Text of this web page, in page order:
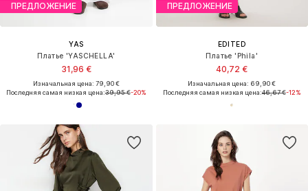
ПРЕДЛОЖЕНИЕ
YAS
Платье 'YASCHELLA'
31,96 €
Изначальная цена: 79,90 €
Последняя самая низкая цена:39,95 €-20%
ПРЕДЛОЖЕНИЕ
EDITED
Платье 'Phila'
40,72 €
Изначальная цена: 69,90 €
Последняя самая низкая цена:46,67 €-12%